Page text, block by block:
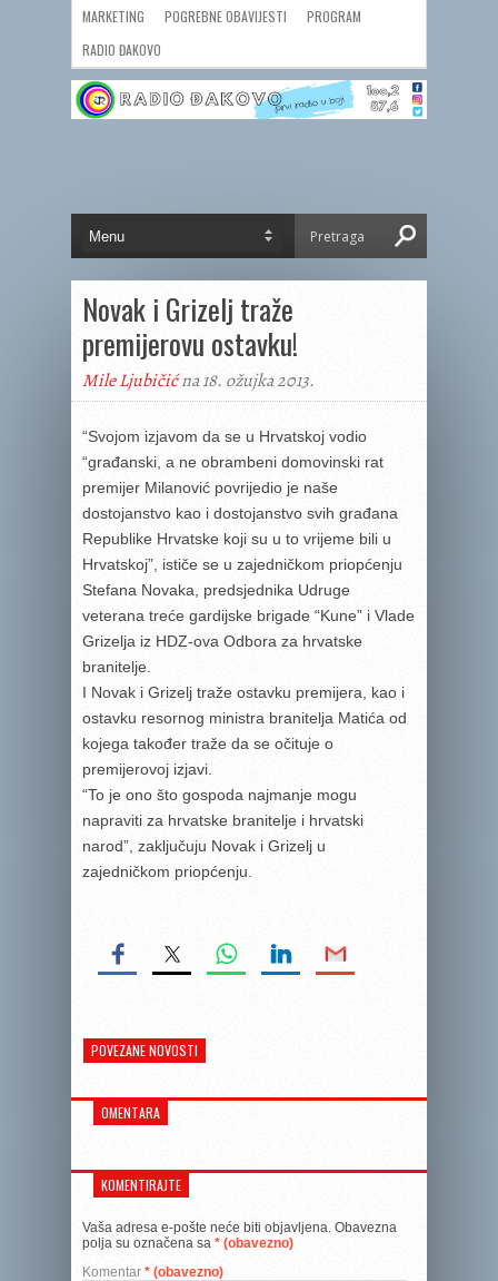
MARKETING POGREBNE OBAVIJESTI
PROGRAM
RADIO ĐAKOVO
Novak i Grizelj traže
premijerovu ostavku!
Mile Ljubičićna 18. ožujka 2013.
“Svojom izjavom da se u Hrvatskoj vodio
“građanski, a ne obrambeni domovinski rat
premijer Milanović povrijedio je naše
dostojanstvo kao i dostojanstvo svih građana
Republike Hrvatske koji su u to vrijeme bili u
Hrvatskoj”, ističe se u zajedničkom priopćenju
Stefana Novaka, predsjednika Udruge
veterana treće gardijske brigade “Kune” i Vlade
Grizelja iz HDZ-ova Odbora za hrvatske
branitelje.
I Novak i Grizelj traže ostavku premijera, kao i
ostavku resornog ministra branitelja Matića od
kojega također traže da se očituje o
premijerovoj izjavi.
“To je ono što gospoda najmanje mogu
napraviti za hrvatske branitelje i hrvatski
narod”, zaključuju Novak i Grizelj u
zajedničkom priopćenju.
POVEZANE NOVOSTI
OMENTARA
KOMENTIRAJTE
Vaša adresa e-pošte neće biti objavljena. Obavezna
polja su označena sa * (obavezno)
Komentar * (obavezno)